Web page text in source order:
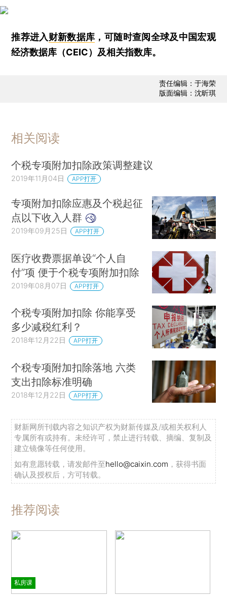
推荐进入财新数据库 ，可随时查阅全球及中国宏观
经济数据库（CEIC）及相关指数库。
责任编辑：于海荣
版面编辑：沈昕琪
相关阅读
个税专项附加扣除政策调整建议
2019年11月04日 APP打开
专项附加扣除应惠及个税起征
点以下收入人群
2019年09月25日 APP打开
医疗收费票据单设“个人自
付”项 便于个税专项附加扣除
2019年08月07日 APP打开
个税专项附加扣除 你能享受
多少减税红利？
2018年12月22日 APP打开
个税专项附加扣除落地 六类
支出扣除标准明确
2018年12月22日 APP打开
财新网所刊载内容之知识产权为财新传媒及/或相关权利人
专属所有或持有。未经许可，禁止进行转载、摘编、复制及
建立镜像等任何使用。
如有意愿转载，请发邮件至hello@caixin.com ，获得书面
确认及授权后，方可转载。
推荐阅读
私房课